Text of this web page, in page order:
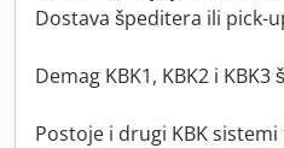
Dostava špeditera ili pick-
Demag KBK1, KBK2 i
Postoje i drugi KBK